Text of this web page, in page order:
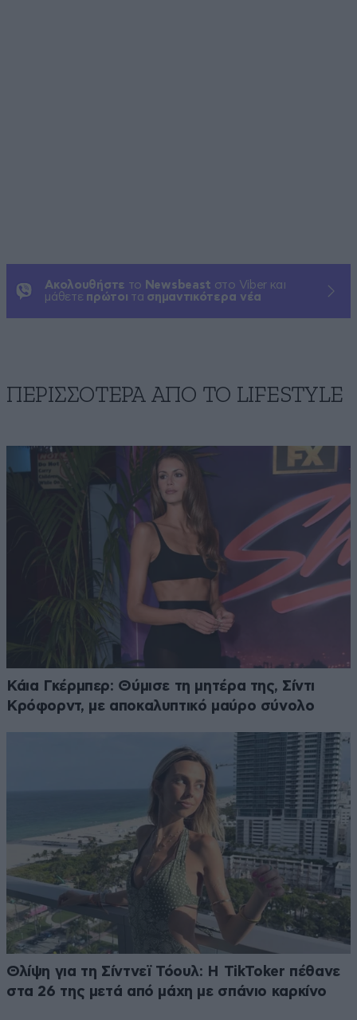
Ακολουθήστε το Newsbeast στο Viber και
μάθετε πρώτοι τα σημαντικότερα νέα
ΠΕΡΙΣΣΟΤΕΡΑ ΑΠΟ ΤΟ LIFESTYLE
Κάια Γκέρμπερ: Θύμισε τη μητέρα της, Σίντι
Κρόφορντ, με αποκαλυπτικό μαύρο σύνολο
Θλίψη για τη Σίντνεϊ Τόουλ: Η TikToker πέθανε
στα 26 της μετά από μάχη με σπάνιο καρκίνο